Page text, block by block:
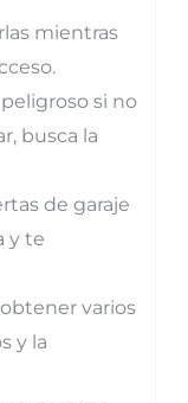
mientras
si no
busca la
de garaje
y te
varios
y la